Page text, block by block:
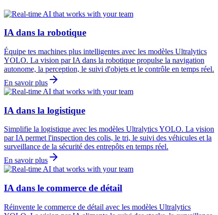
IA dans la robotique
Équipe tes machines plus intelligentes avec les modèles Ultralytics
YOLO. La vision par IA dans la robotique propulse la navigation
autonome, la perception, le suivi d'objets et le contrôle en temps réel.
En savoir plus
IA dans la logistique
Simplifie la logistique avec les modèles Ultralytics YOLO. La vision
par IA permet l'inspection des colis, le tri, le suivi des véhicules et la
surveillance de la sécurité des entrepôts en temps réel.
En savoir plus
IA dans le commerce de détail
Réinvente le commerce de détail avec les modèles Ultralytics